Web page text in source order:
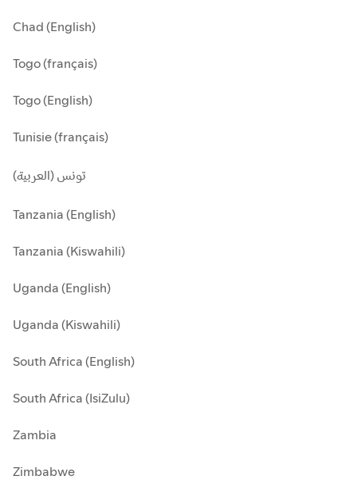
Chad (English)
Togo (français)
Togo (English)
Tunisie (français)
تونس (العربية)
Tanzania (English)
Tanzania (Kiswahili)
Uganda (English)
Uganda (Kiswahili)
South Africa (English)
South Africa (IsiZulu)
Zambia
Zimbabwe